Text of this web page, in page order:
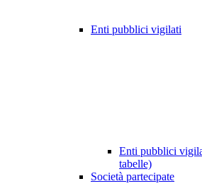
Enti pubblici vigilati
Enti pubblici
tabelle)
Società partecipate